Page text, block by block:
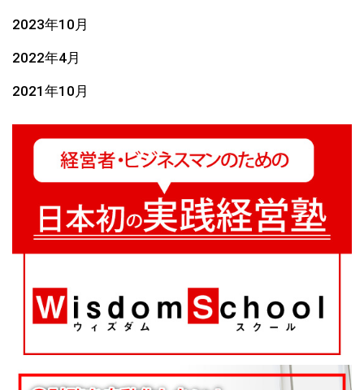
2023年10月
2022年4月
2021年10月